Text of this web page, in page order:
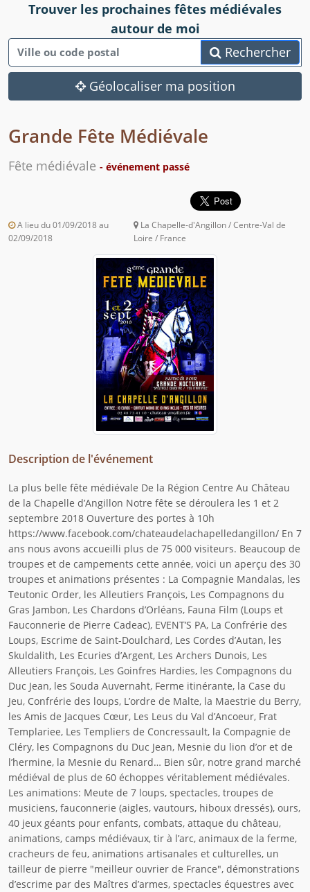
Trouver les prochaines fêtes médiévales
autour de moi
Rechercher
Géolocaliser ma position
Grande Fête Médiévale
Fête médiévale - événement passé
A lieu du 01/09/2018 au
02/09/2018
La Chapelle-d'Angillon / Centre-Val de
Loire / France
Description de l'événement
La plus belle fête médiévale De la Région Centre Au Château
de la Chapelle d’Angillon Notre fête se déroulera les 1 et 2
septembre 2018 Ouverture des portes à 10h
https://www.facebook.com/chateaudelachapelledangillon/ En 7
ans nous avons accueilli plus de 75 000 visiteurs. Beaucoup de
troupes et de campements cette année, voici un aperçu des 30
troupes et animations présentes : La Compagnie Mandalas, les
Teutonic Order, les Alleutiers François, Les Compagnons du
Gras Jambon, Les Chardons d’Orléans, Fauna Film (Loups et
Fauconnerie de Pierre Cadeac), EVENT’S PA, La Confrérie des
Loups, Escrime de Saint-Doulchard, Les Cordes d’Autan, les
Skuldalith, Les Ecuries d’Argent, Les Archers Dunois, Les
Alleutiers François, Les Goinfres Hardies, les Compagnons du
Duc Jean, les Souda Auvernaht, Ferme itinérante, la Case du
Jeu, Confrérie des loups, L’ordre de Malte, la Maestrie du Berry,
les Amis de Jacques Cœur, Les Leus du Val d’Ancoeur, Frat
Templariee, Les Templiers de Concressault, la Compagnie de
Cléry, les Compagnons du Duc Jean, Mesnie du lion d’or et de
l’hermine, la Mesnie du Renard… Bien sûr, notre grand marché
médiéval de plus de 60 échoppes véritablement médiévales.
Les animations: Meute de 7 loups, spectacles, troupes de
musiciens, fauconnerie (aigles, vautours, hiboux dressés), ours,
40 jeux géants pour enfants, combats, attaque du château,
animations, camps médiévaux, tir à l’arc, animaux de la ferme,
cracheurs de feu, animations artisanales et culturelles, un
tailleur de pierre "meilleur ouvrier de France", démonstrations
d’escrime par des Maîtres d’armes, spectacles équestres avec